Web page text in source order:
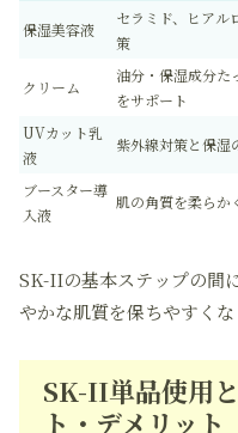
保湿美容液
セラミド、ヒアル
策
クリーム
油分・保湿成分た
をサポート
UVカット乳
液
紫外線対策と保湿
ブースター導
入液
肌の角質を柔らか
SK-IIの基本ステップの間
やかな肌質を保ちやすくな
SK-II単品使用
ト・デメリット